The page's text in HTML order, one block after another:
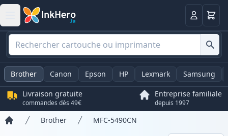
Panier
Brother Canon Epson HP Lexmark Samsung
Livraison gratuite
commandes dès 49€
Entreprise familiale
depuis 1997
Brother MFC-5490CN